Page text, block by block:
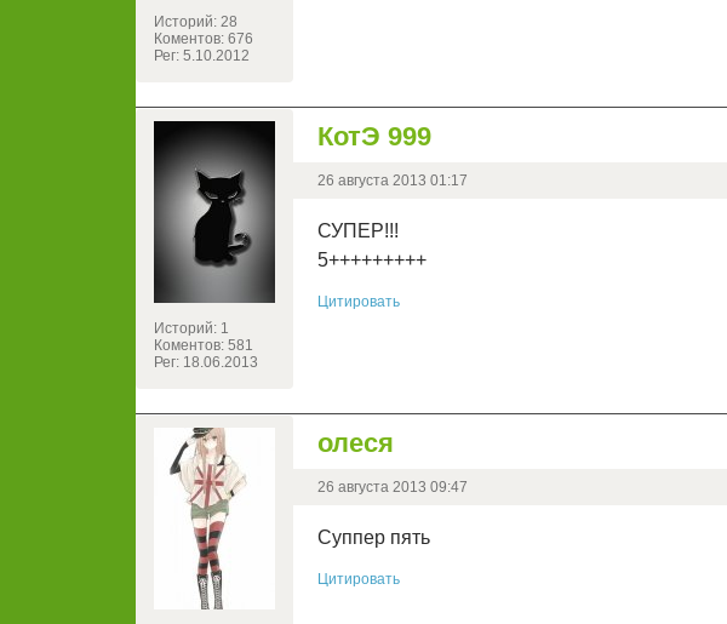
Историй: 28
Коментов: 676
Рег: 5.10.2012
Историй: 1
Коментов: 581
Рег: 18.06.2013
КотЭ 999
26 августа 2013 01:17
СУПЕР!!!
5+++++++++
Цитировать
олеся
26 августа 2013 09:47
Суппер пять
Цитировать